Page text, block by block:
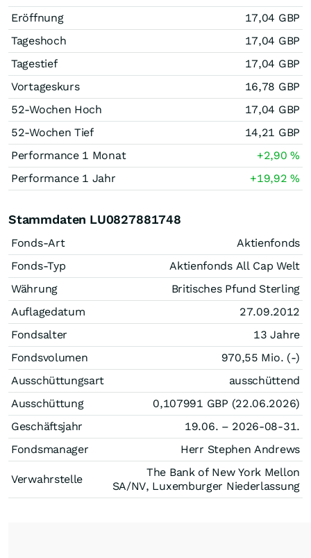
Eröffnung
17,04 GBP
Tageshoch
17,04 GBP
Tagestief
17,04 GBP
Vortageskurs
16,78 GBP
52-Wochen Hoch
17,04 GBP
52-Wochen Tief
14,21 GBP
Performance 1 Monat
+2,90%
Performance 1 Jahr
+19,92%
Stammdaten LU0827881748
Fonds-Art
Aktienfonds
Fonds-Typ
Aktienfonds All Cap Welt
Währung
Britisches Pfund Sterling
Auflagedatum
27.09.2012
Fondsalter
13 Jahre
Fondsvolumen
970,55 Mio. (-)
Ausschüttungsart
ausschüttend
Ausschüttung
0,107991 GBP (22.06.2026)
Geschäftsjahr
19.06. – 2026-08-31.
Fondsmanager
Herr Stephen Andrews
Verwahrstelle
The Bank of New York Mellon
SA/NV, Luxemburger Niederlassung